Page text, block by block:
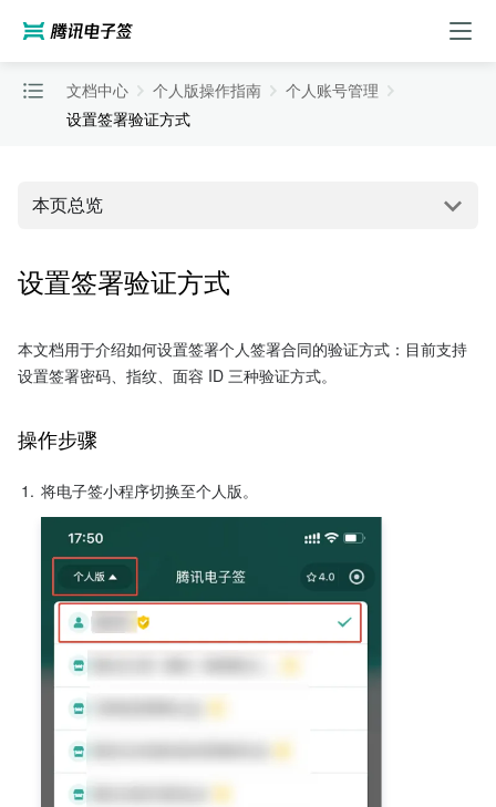
文档中心 个人版操作指南
个人账号管理
设置签署验证方式
本页总览
设置签署验证方式
本文档用于介绍如何设置签署个人签署合同的验证方式：目前支持
设置签署密码、指纹、面容 ID 三种验证方式。
操作步骤
1. 将电子签小程序切换至个人版。